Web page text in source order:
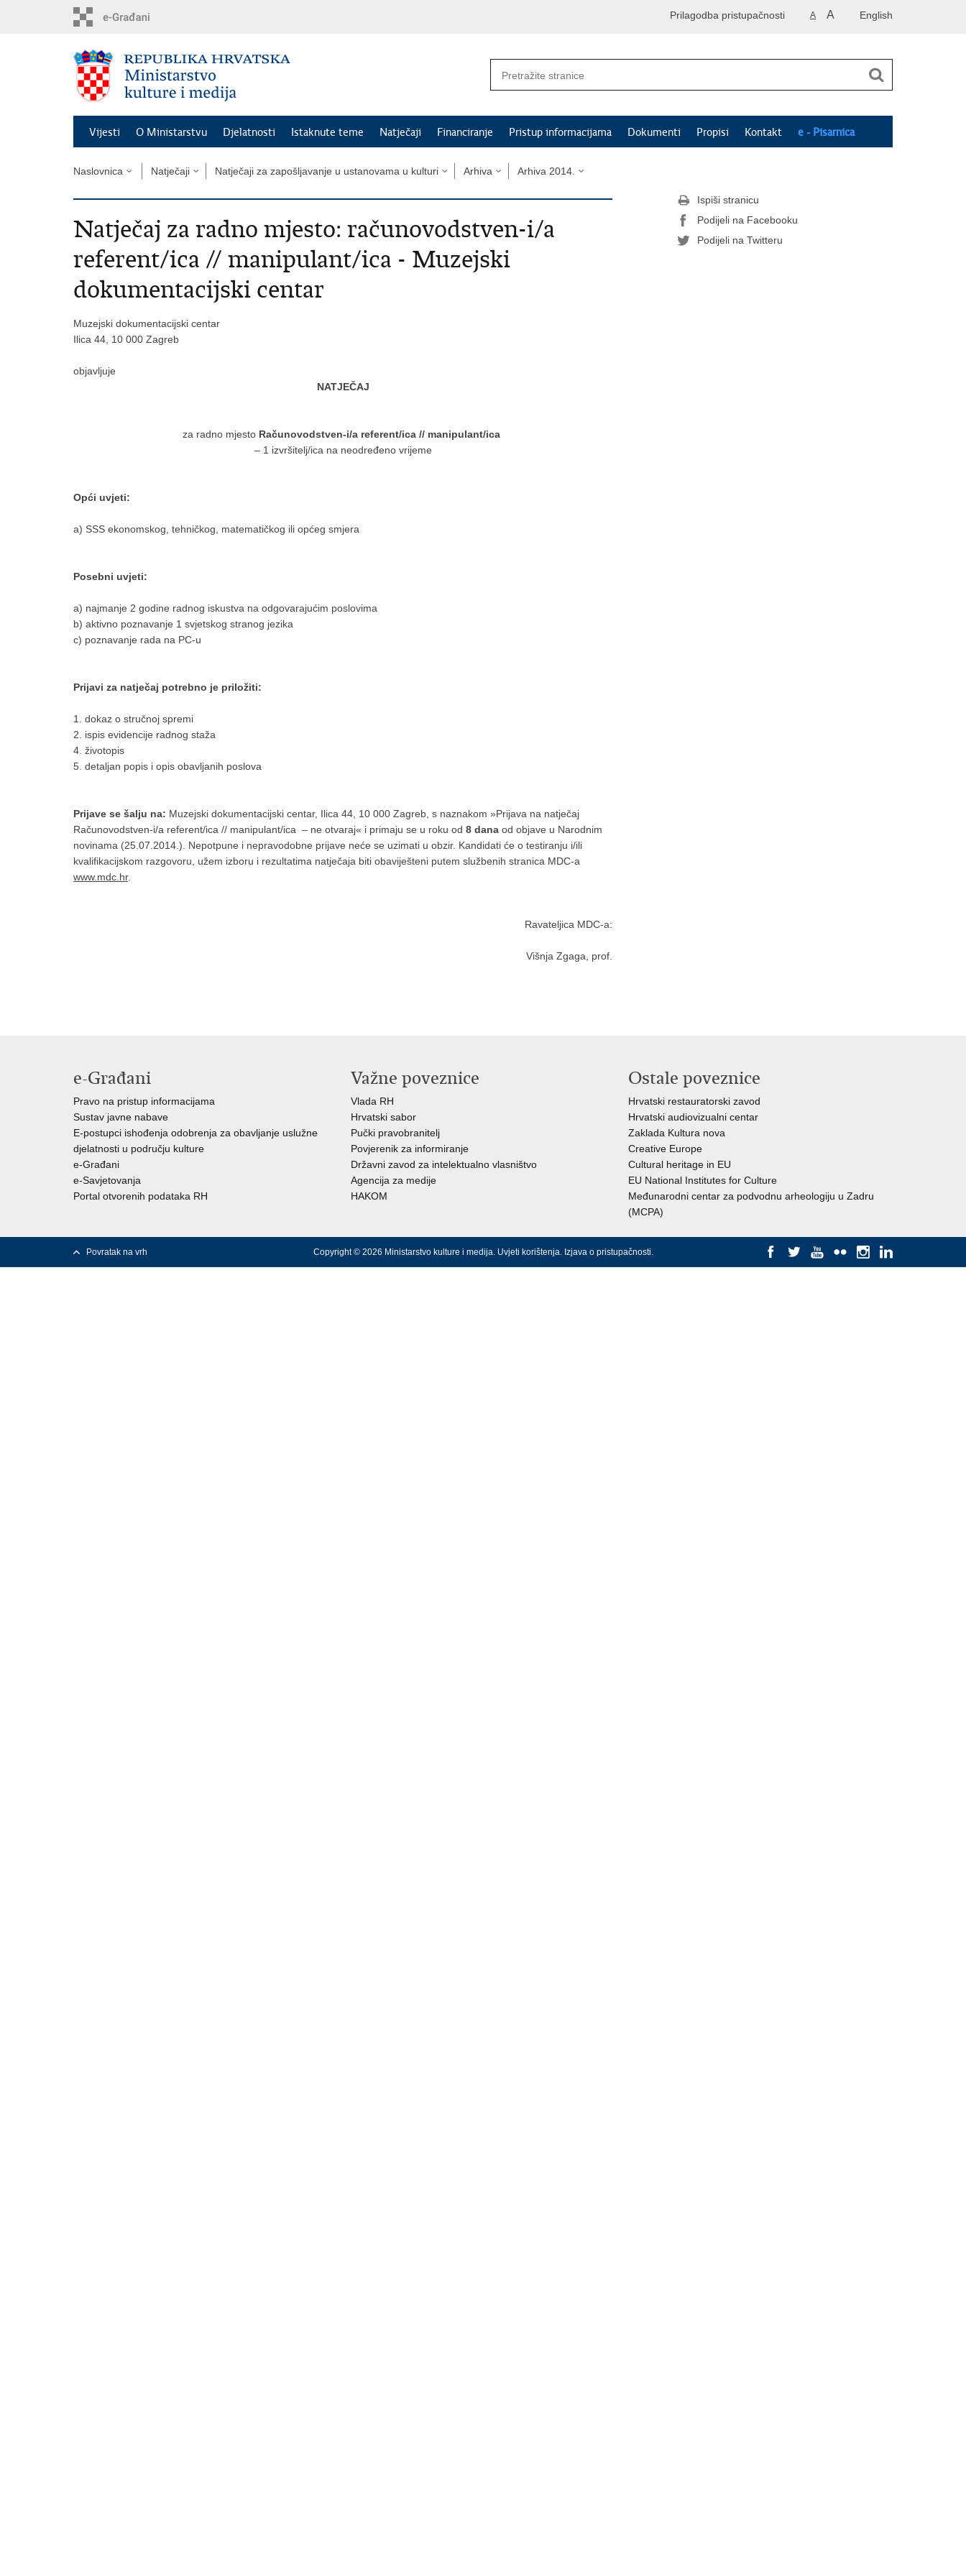
English
A A
Prilagodba pristupačnosti
Vijesti O Ministarstvu Djelatnosti Istaknute teme Natječaji Financiranje Pristup informacijama Dokumenti Propisi Kontakt e - Pisarnica
Naslovnica Natječaji Natječaji za zapošljavanje u ustanovama u kulturi Arhiva Arhiva 2014.
Natječaj za radno mjesto: računovodstven-i/a
referent/ica // manipulant/ica - Muzejski
dokumentacijski centar
Muzejski dokumentacijski centar
Ilica 44, 10 000 Zagreb
objavljuje
NATJEČAJ
za radno mjesto Računovodstven-i/a referent/ica // manipulant/ica
– 1 izvršitelj/ica na neodređeno vrijeme
Opći uvjeti:
a) SSS ekonomskog, tehničkog, matematičkog ili općeg smjera
Posebni uvjeti:
a) najmanje 2 godine radnog iskustva na odgovarajućim poslovima
b) aktivno poznavanje 1 svjetskog stranog jezika
c) poznavanje rada na PC-u
Prijavi za natječaj potrebno je priložiti:
1. dokaz o stručnoj spremi
2. ispis evidencije radnog staža
4. životopis
5. detaljan popis i opis obavljanih poslova
Prijave se šalju na: Muzejski dokumentacijski centar, Ilica 44, 10 000 Zagreb, s naznakom »Prijava na natječaj
Računovodstven-i/a referent/ica // manipulant/ica – ne otvaraj« i primaju se u roku od 8 dana od objave u Narodnim
novinama (25.07.2014.). Nepotpune i nepravodobne prijave neće se uzimati u obzir. Kandidati će o testiranju i/ili
kvalifikacijskom razgovoru, užem izboru i rezultatima natječaja biti obaviješteni putem službenih stranica MDC-a
www.mdc.hr.
Ravateljica MDC-a:
Višnja Zgaga, prof.
Ispiši stranicu
Podijeli na Facebooku
Podijeli na Twitteru
e-Građani
Pravo na pristup informacijama
Sustav javne nabave
E-postupci ishođenja odobrenja za obavljanje uslužne
djelatnosti u području kulture
e-Građani
e-Savjetovanja
Portal otvorenih podataka RH
Važne poveznice
Vlada RH
Hrvatski sabor
Pučki pravobranitelj
Povjerenik za informiranje
Državni zavod za intelektualno vlasništvo
Agencija za medije
HAKOM
Ostale poveznice
Hrvatski restauratorski zavod
Hrvatski audiovizualni centar
Zaklada Kultura nova
Creative Europe
Cultural heritage in EU
EU National Institutes for Culture
Međunarodni centar za podvodnu arheologiju u Zadru
(MCPA)
Povratak na vrh Copyright © 2026 Ministarstvo kulture i medija. Uvjeti korištenja. Izjava o pristupačnosti.